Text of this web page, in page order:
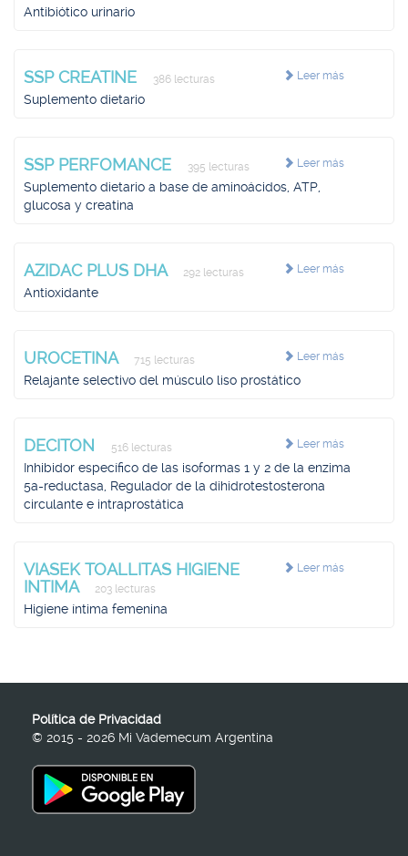
Antibiótico urinario
Leer más
SSP CREATINE 386 lecturas
Suplemento dietario
Leer más
SSP PERFOMANCE 395 lecturas
Suplemento dietario a base de aminoácidos, ATP,
glucosa y creatina
Leer más
AZIDAC PLUS DHA 292 lecturas
Antioxidante
Leer más
UROCETINA 715 lecturas
Relajante selectivo del músculo liso prostático
Leer más
DECITON 516 lecturas
Inhibidor específico de las isoformas 1 y 2 de la enzima
5a-reductasa, Regulador de la dihidrotestosterona
circulante e intraprostática
Leer más
VIASEK TOALLITAS HIGIENE
INTIMA
203 lecturas
Higiene íntima femenina
Política de Privacidad
© 2015 - 2026 Mi Vademecum Argentina